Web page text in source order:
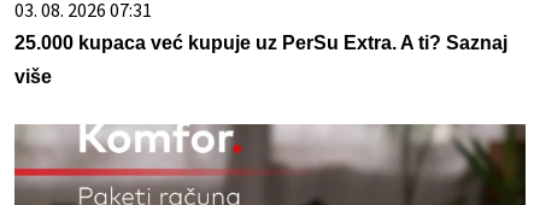
03. 08. 2026 07:31
25.000 kupaca već kupuje uz PerSu Extra. A ti? Saznaj
više